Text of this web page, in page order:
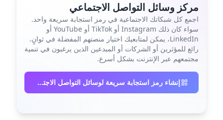
مركز وسائل التواصل الاجتماعي
اجمع كل شبكاتك الاجتماعية في رمز استجابة سريعة واحد.
سواء كان ذلك Instagram أو TikTok أو YouTube أو
LinkedIn، يمكن لمتابعيك اختيار منصتهم المفضلة في ثوانٍ.
رائع للمؤثرين أو الشركات أو المبدعين الذين يرغبون في تنمية
مجتمعهم عبر الإنترنت بشكل أسرع.
إنشاء رمز استجابة سريعة لوسائل التواصل الاجتماعي